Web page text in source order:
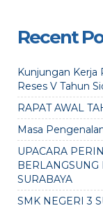
Recent
Kunjungan Kerja
Reses V Tahun
RAPAT AWAL
Masa
UPACARA
SURABAYA
SMK NEGERI 3